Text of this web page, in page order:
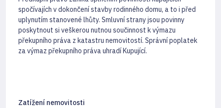
spočívajích v dokončení stavby rodinného domu, a to i před
uplynutím stanovené lhůty. Smluvní strany jsou povinny
poskytnout si veškerou nutnou součinnost k výmazu
překupního práva z katastru nemovitostí. Správní poplatek
za výmaz překupního práva uhradí Kupující.
Zatížení nemovitosti